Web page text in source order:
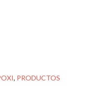
, PRODUCTOS